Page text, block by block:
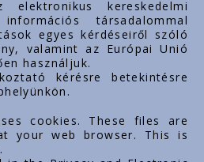
kereskedelmi
társadalommal
egyes kérdéseiről szóló
valamint az Európai Unió
használjuk.
kérésre betekintésre
cookies. These files are
your web browser. This is